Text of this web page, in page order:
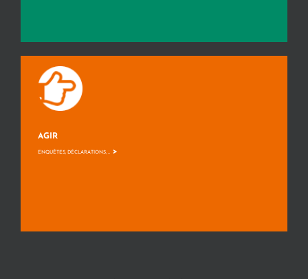
AGIR
ENQUÊTES, DÉCLARATIONS, ... >